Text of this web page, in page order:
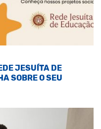
JESUÍTA DE
SOBRE O SEU